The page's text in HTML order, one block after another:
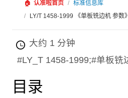
🏠 认准啦首页 / 标准信息库
/
LY/T 1458-1999 《单板铣边机 参数
大约 1 分钟
#LY_T 1458-1999;#单板铣
目录